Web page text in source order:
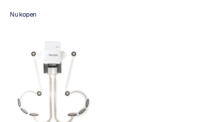
Nu kopen